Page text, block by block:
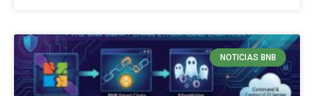
NOTICIAS BNB